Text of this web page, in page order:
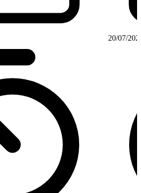
20/07/